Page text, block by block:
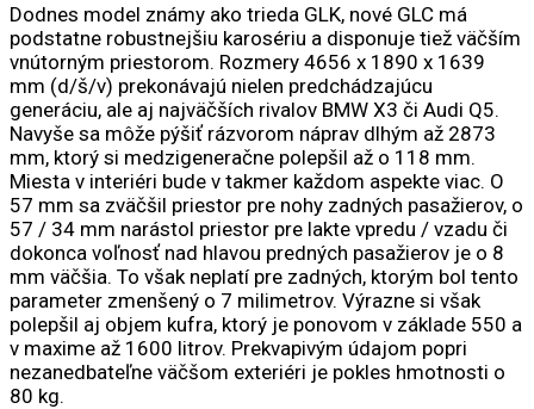
Dodnes model známy ako trieda GLK, nové GLC má
podstatne robustnejšiu karosériu a disponuje tiež väčším
vnútorným priestorom. Rozmery 4656 x 1890 x 1639
mm (d/š/v) prekonávajú nielen predchádzajúcu
generáciu, ale aj najväčších rivalov BMW X3 či Audi Q5.
Navyše sa môže pýšiť rázvorom náprav dlhým až 2873
mm, ktorý si medzigeneračne polepšil až o 118 mm.
Miesta v interiéri bude v takmer každom aspekte viac. O
57 mm sa zväčšil priestor pre nohy zadných pasažierov, o
57 / 34 mm narástol priestor pre lakte vpredu / vzadu či
dokonca voľnosť nad hlavou predných pasažierov je o 8
mm väčšia. To však neplatí pre zadných, ktorým bol tento
parameter zmenšený o 7 milimetrov. Výrazne si však
polepšil aj objem kufra, ktorý je ponovom v základe 550 a
v maxime až 1600 litrov. Prekvapivým údajom popri
nezanedbateľne väčšom exteriéri je pokles hmotnosti o
80 kg.